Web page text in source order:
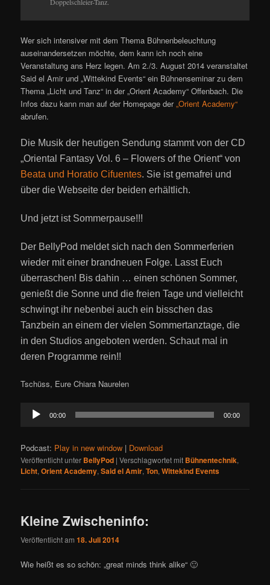
Wer sich intensiver mit dem Thema Bühnenbeleuchtung
auseinandersetzen möchte, dem kann ich noch eine
Veranstaltung ans Herz legen. Am 2./3. August 2014 veranstaltet
Said el Amir und „Wittekind Events“ ein Bühnenseminar zu dem
Thema „Licht und Tanz“ in der „Orient Academy“ Offenbach. Die
Infos dazu kann man auf der Homepage der„Orient Academy“
abrufen.
Die Musik der heutigen Sendung stammt von der CD
„Oriental Fantasy Vol. 6 – Flowers of the Orient“ von
Beata und Horatio Cifuentes. Sie ist gemafrei und
über die Webseite der beiden erhältlich.
Und jetzt ist Sommerpause!!!
Der BellyPod meldet sich nach den Sommerferien
wieder mit einer brandneuen Folge. Lasst Euch
überraschen! Bis dahin … einen schönen Sommer,
genießt die Sonne und die freien Tage und vielleicht
schwingt ihr nebenbei auch ein bisschen das
Tanzbein an einem der vielen Sommertanztage, die
in den Studios angeboten werden. Schaut mal in
deren Programme rein!!
Tschüss, Eure Chiara Naurelen
Audio-
Player
00:00 00:00
Podcast: Play in new window | Download
Veröffentlicht unter BellyPod |Verschlagwortet mit Bühnentechnik,
Licht,Orient Academy,Said el Amir,Ton,Wittekind Events
Kleine Zwischeninfo:
Veröffentlicht am18. Juli 2014
Wie heißt es so schön: „great minds think alike“ 🙂